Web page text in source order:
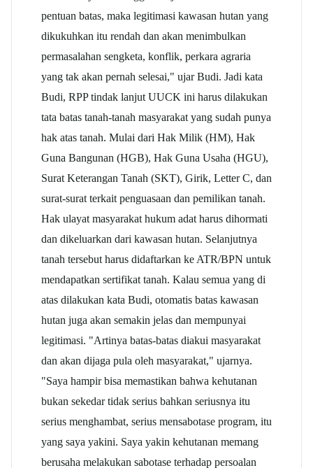
pentuan batas, maka legitimasi kawasan hutan yang
dikukuhkan itu rendah dan akan menimbulkan
permasalahan sengketa, konflik, perkara agraria
yang tak akan pernah selesai," ujar Budi. Jadi kata
Budi, RPP tindak lanjut UUCK ini harus dilakukan
tata batas tanah-tanah masyarakat yang sudah punya
hak atas tanah. Mulai dari Hak Milik (HM), Hak
Guna Bangunan (HGB), Hak Guna Usaha (HGU),
Surat Keterangan Tanah (SKT), Girik, Letter C, dan
surat-surat terkait penguasaan dan pemilikan tanah.
Hak ulayat masyarakat hukum adat harus dihormati
dan dikeluarkan dari kawasan hutan. Selanjutnya
tanah tersebut harus didaftarkan ke ATR/BPN untuk
mendapatkan sertifikat tanah. Kalau semua yang di
atas dilakukan kata Budi, otomatis batas kawasan
hutan juga akan semakin jelas dan mempunyai
legitimasi. "Artinya batas-batas diakui masyarakat
dan akan dijaga pula oleh masyarakat," ujarnya.
"Saya hampir bisa memastikan bahwa kehutanan
bukan sekedar tidak serius bahkan seriusnya itu
serius menghambat, serius mensabotase program, itu
yang saya yakini. Saya yakin kehutanan memang
berusaha melakukan sabotase terhadap persoalan